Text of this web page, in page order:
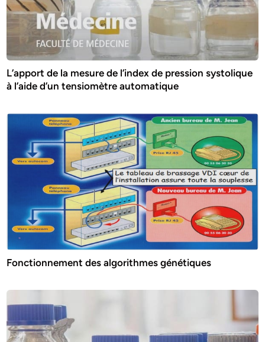
L’apport de la mesure de l’index de pression systolique
à l’aide d’un tensiomètre automatique
Fonctionnement des algorithmes génétiques